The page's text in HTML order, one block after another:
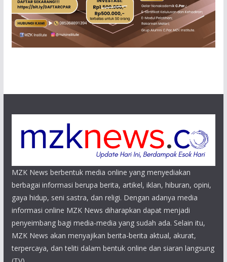
MZK News berbentuk media online yang menyediakan
berbagai informasi berupa berita, artikel, iklan, hiburan, opini,
gaya hidup, seni sastra, dan religi. Dengan adanya media
informasi online MZK News diharapkan dapat menjadi
penyeimbang bagi media-media yang sudah ada. Selain itu,
MZK News akan menyajikan berita-berita aktual, akurat,
terpercaya, dan teliti dalam bentuk online dan siaran langsung